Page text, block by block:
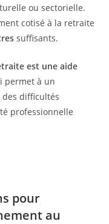
ou sectorielle.
cotisé à la retraite
suffisants.
est une aide
permet à un
difficultés
professionnelle
pour
au